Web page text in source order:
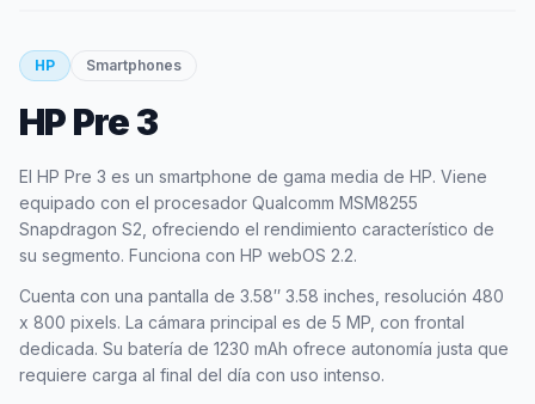
smartphone
HP
HP Smartphones
HP Pre 3
El HP Pre 3 es un smartphone de gama media de HP. Viene
equipado con el procesador Qualcomm MSM8255
Snapdragon S2, ofreciendo el rendimiento característico de
su segmento. Funciona con HP webOS 2.2.
Cuenta con una pantalla de 3.58″ 3.58 inches, resolución 480
x 800 pixels. La cámara principal es de 5 MP, con frontal
dedicada. Su batería de 1230 mAh ofrece autonomía justa que
requiere carga al final del día con uso intenso.